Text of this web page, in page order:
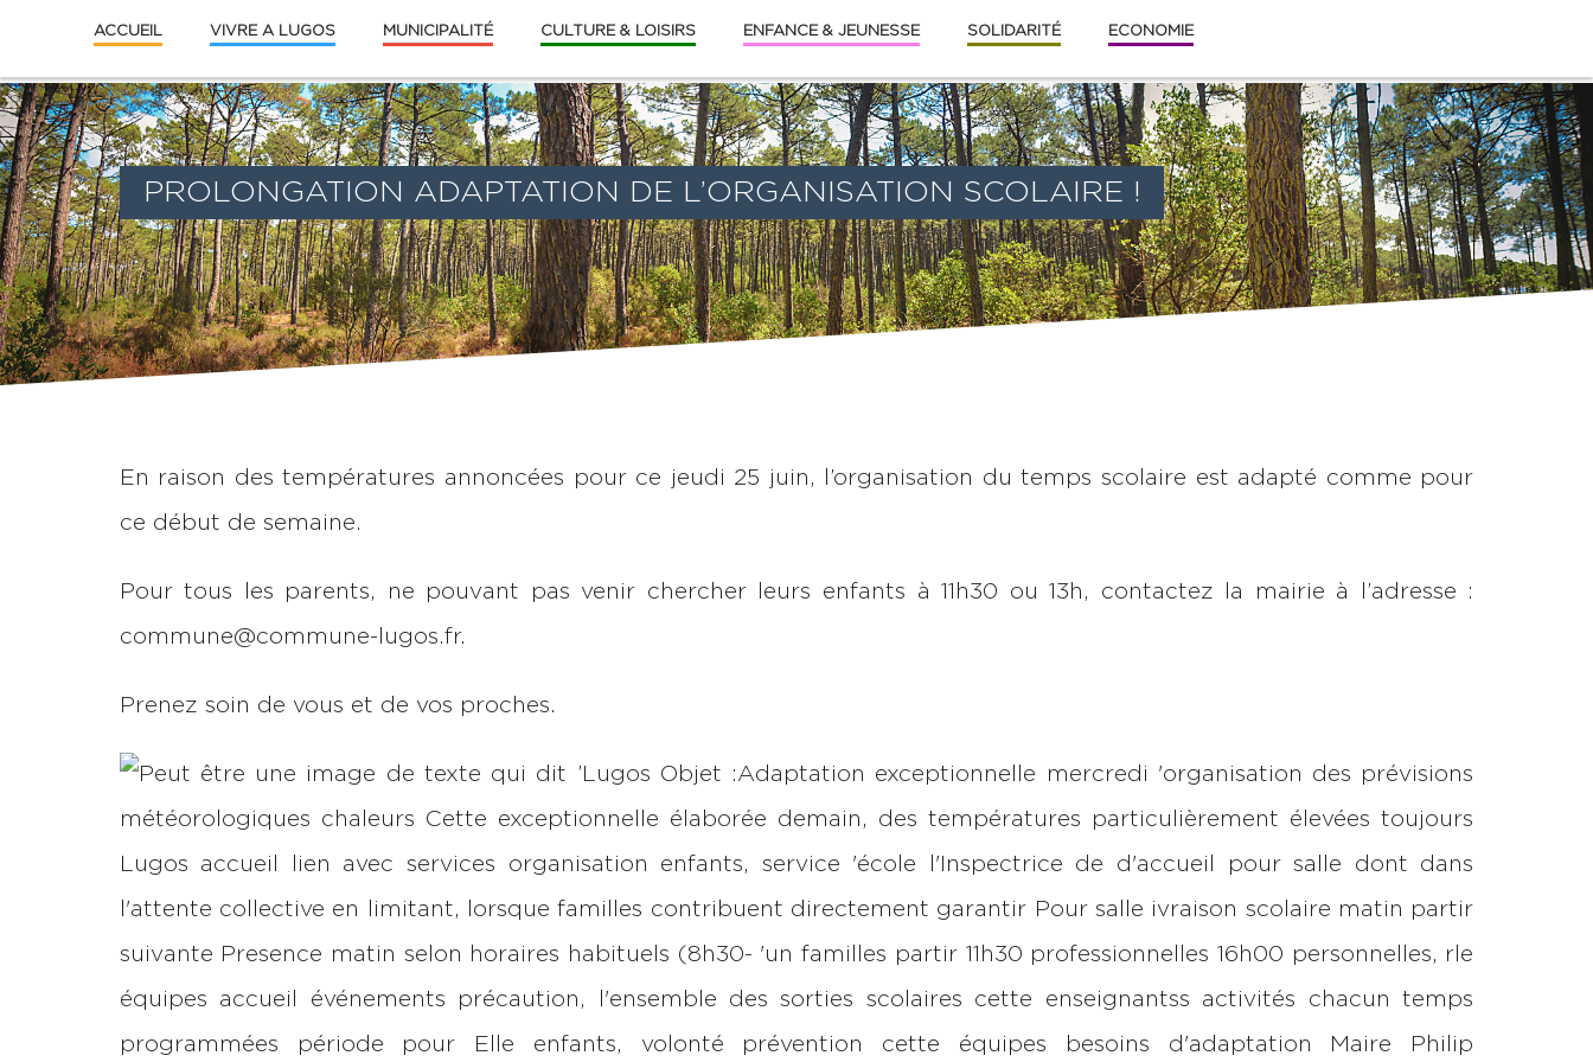
ACCUEIL VIVRE A LUGOS MUNICIPALITÉ CULTURE & LOISIRS ENFANCE & JEUNESSE SOLIDARITÉ ECONOMIE
PROLONGATION ADAPTATION DE L’ORGANISATION SCOLAIRE !
En raison des températures annoncées pour ce jeudi 25 juin, l’organisation du temps scolaire est adapté comme pour
ce début de semaine.
Pour tous les parents, ne pouvant pas venir chercher leurs enfants à 11h30 ou 13h, contactez la mairie à l’adresse :
commune@commune-lugos.fr.
Prenez soin de vous et de vos proches.